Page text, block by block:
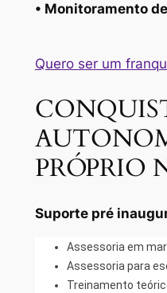
• Monitoramento
Quero ser um
PRÓPRIO
Suporte pré
Assessoria em
Assessoria para
Treinamento